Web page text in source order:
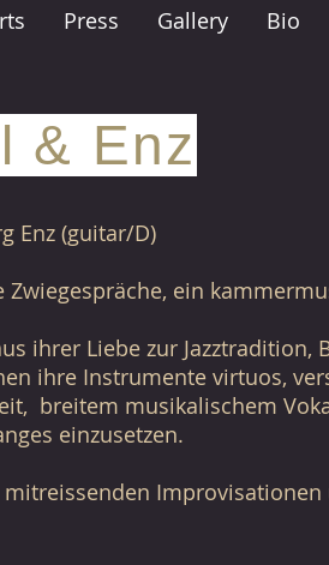
Press Gallery Bio
& Enz
Enz (guitar/D)
ein
ihrer Liebe zur Jazztradition,
ihre Instrumente virtuos,
breitem musikalischem
einzusetzen.